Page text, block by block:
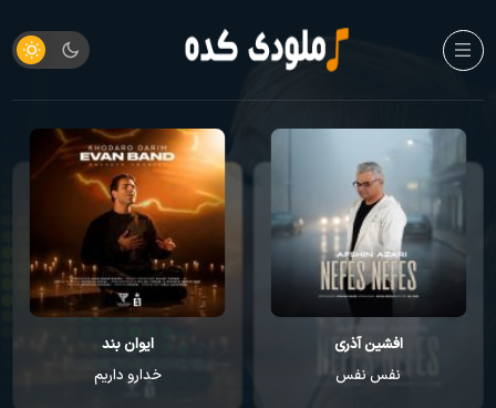
افشین آذری
نفس نفس
ایوان بند
خدارو داریم